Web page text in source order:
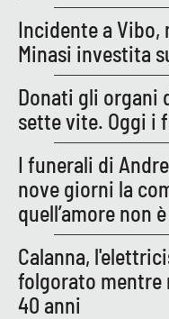
Venti di
STREAMING
LaC TV
LaC Network
LaC OnAir
EDIZIONI
LOCALI
Incidente a Vibo,
Minasi investita
Donati gli organi
sette vite. Oggi i
I funerali di
nove giorni la
quell’amore non
Calanna,
folgorato mentre
40 anni